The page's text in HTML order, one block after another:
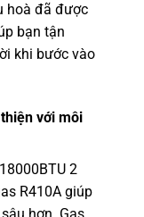
hoà đã được
bạn tận
khi bước vào
với môi
2
R410A giúp